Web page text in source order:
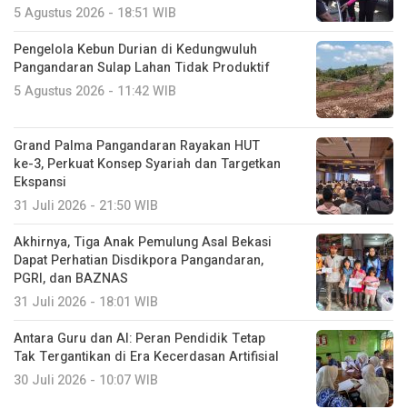
5 Agustus 2026 - 18:51 WIB
Pengelola Kebun Durian di Kedungwuluh
Pangandaran Sulap Lahan Tidak Produktif ‎
5 Agustus 2026 - 11:42 WIB
Grand Palma Pangandaran Rayakan HUT
ke-3, Perkuat Konsep Syariah dan Targetkan
Ekspansi
31 Juli 2026 - 21:50 WIB
Akhirnya, Tiga Anak Pemulung Asal Bekasi
Dapat Perhatian Disdikpora Pangandaran,
PGRI, dan BAZNAS
31 Juli 2026 - 18:01 WIB
Antara Guru dan AI: Peran Pendidik Tetap
Tak Tergantikan di Era Kecerdasan Artifisial
30 Juli 2026 - 10:07 WIB